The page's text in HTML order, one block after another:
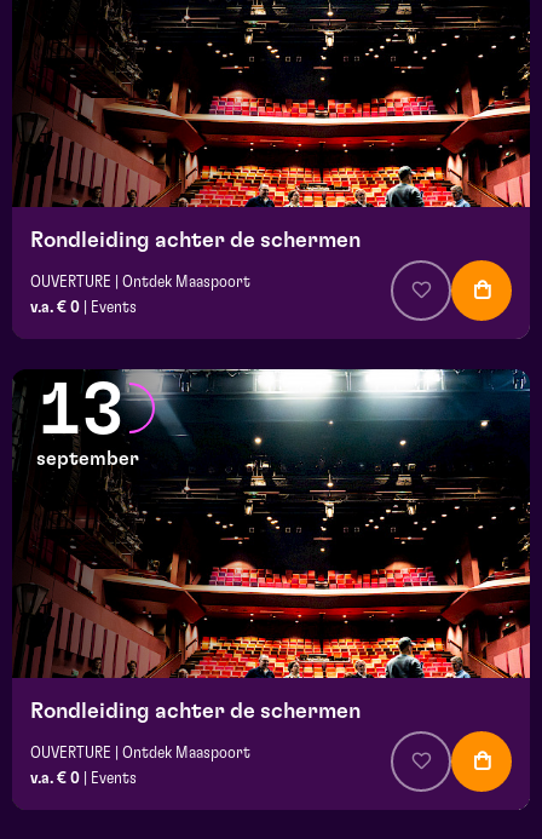
Rondleiding achter de schermen
OUVERTURE | Ontdek Maaspoort
v.a. € 0
Events
13
september
Rondleiding achter de schermen
OUVERTURE | Ontdek Maaspoort
v.a. € 0
Events